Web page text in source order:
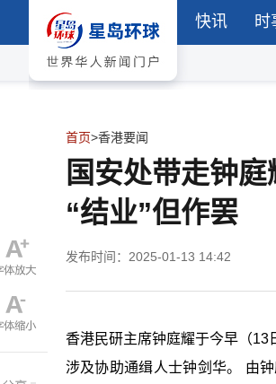
快讯 时
首页>香港要闻
国安处带走钟
“结业”但作罢
发布时间：2025-01-13 14:42
香港民研主席钟庭耀于今早（
涉及协助通缉人士钟剑华。 由